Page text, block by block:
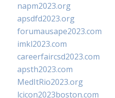
napm2023.org
apsdfd2023.org
forumausape2023.com
imkl2023.com
careerfaircsd2023.com
apsth2023.com
MedItRio2023.org
lcicon2023boston.com